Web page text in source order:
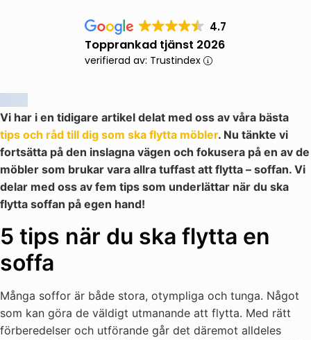
4.7
Topprankad tjänst 2026
verifierad av: Trustindex
Vi har i en tidigare artikel delat med oss av våra bästa
tips och råd till dig som ska flytta möbler. Nu tänkte vi
fortsätta på den inslagna vägen och fokusera på en av de
möbler som brukar vara allra tuffast att flytta – soffan. Vi
delar med oss av fem tips som underlättar när du ska
flytta soffan på egen hand!
5 tips när du ska flytta en
soffa
Många soffor är både stora, otympliga och tunga. Något
som kan göra de väldigt utmanande att flytta. Med rätt
förberedelser och utförande går det däremot alldeles